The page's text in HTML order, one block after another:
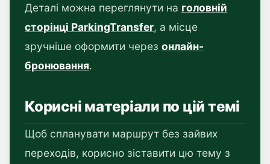
Деталі можна переглянути на головній
сторінці ParkingTransfer, а місце
зручніше оформити через онлайн-
бронювання.
Корисні матеріали по цій темі
Щоб спланувати маршрут без зайвих
переходів, корисно зіставити цю тему з